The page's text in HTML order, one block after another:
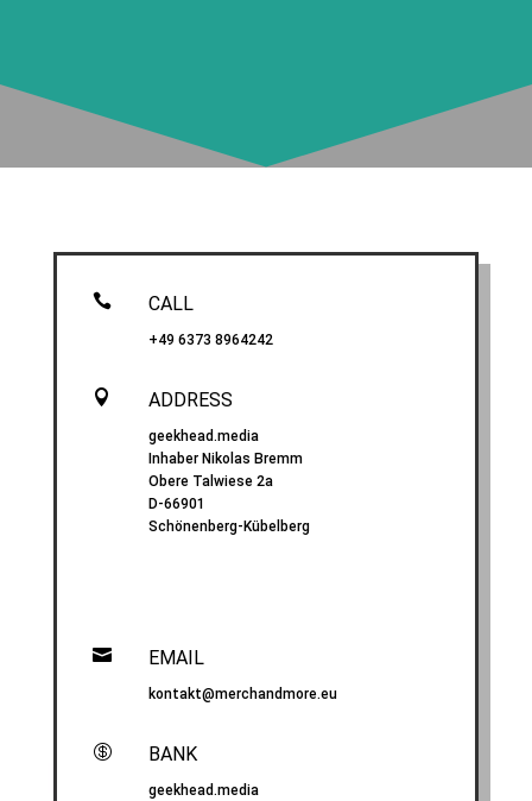
 CALL
+49 6373 8964242
 ADDRESS
geekhead.media
Inhaber Nikolas Bremm
Obere Talwiese 2a
D-66901
Schönenberg-Kübelberg
 EMAIL
kontakt@merchandmore.eu
 BANK
geekhead.media